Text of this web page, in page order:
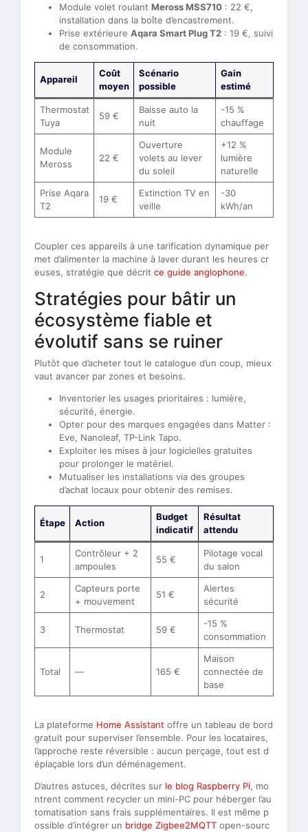
Module volet roulant Meross MSS710 : 22 €,
installation dans la boîte d’encastrement.
Prise extérieure Aqara Smart Plug T2 : 19 €, suivi
de consommation.
Appareil
Coût
moyen
Scénario
possible
Gain
estimé
Thermostat
Tuya
59 €
Baisse auto la
nuit
-15 %
chauffage
Module
Meross
22 €
Ouverture
volets au lever
du soleil
+12 %
lumière
naturelle
Prise Aqara
T2
19 €
Extinction TV en
veille
-30
kWh/an
Coupler ces appareils à une tarification dynamique per
met d’alimenter la machine à laver durant les heures cr
euses, stratégie que décrit ce guide anglophone.
Stratégies pour bâtir un
écosystème fiable et
évolutif sans se ruiner
Plutôt que d’acheter tout le catalogue d’un coup, mieux
vaut avancer par zones et besoins.
Inventorier les usages prioritaires : lumière,
sécurité, énergie.
Opter pour des marques engagées dans Matter :
Eve, Nanoleaf, TP-Link Tapo.
Exploiter les mises à jour logicielles gratuites
pour prolonger le matériel.
Mutualiser les installations via des groupes
d’achat locaux pour obtenir des remises.
Étape Action
Budget
indicatif
Résultat
attendu
1
Contrôleur + 2
ampoules
55 €
Pilotage vocal
du salon
2
Capteurs porte
+ mouvement
51 €
Alertes
sécurité
3 Thermostat 59 €
-15 %
consommation
Total — 165 €
Maison
connectée de
base
La plateforme Home Assistant offre un tableau de bord
gratuit pour superviser l’ensemble. Pour les locataires,
l’approche reste réversible : aucun perçage, tout est d
éplaçable lors d’un déménagement.
D’autres astuces, décrites sur le blog Raspberry Pi, mo
ntrent comment recycler un mini-PC pour héberger l’au
tomatisation sans frais supplémentaires. Il est même p
ossible d’intégrer un bridge Zigbee2MQTT open-sourc